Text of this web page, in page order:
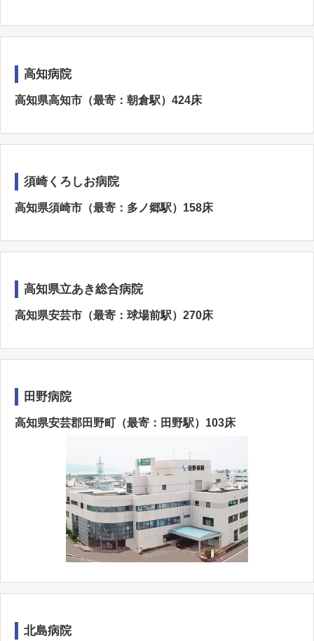
高知病院
高知県高知市（最寄：朝倉駅）424床
須崎くろしお病院
高知県須崎市（最寄：多ノ郷駅）158床
高知県立あき総合病院
高知県安芸市（最寄：球場前駅）270床
田野病院
高知県安芸郡田野町（最寄：田野駅）103床
北島病院